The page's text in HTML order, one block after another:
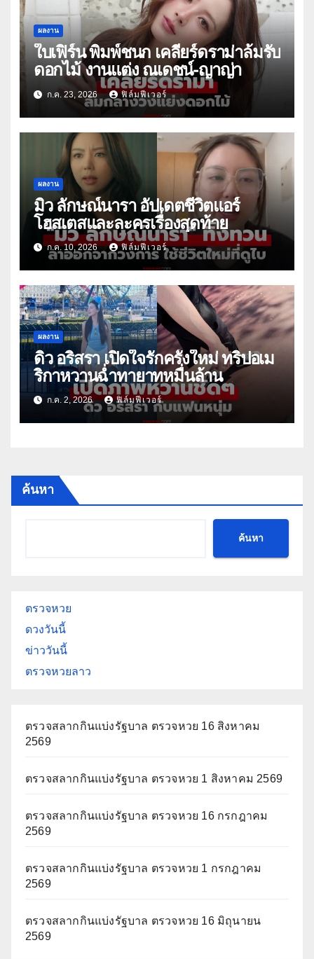
ผลงาน
ใบเฟิร์น พิมพ์ชนก เคลียร์ดราม่าล้มรับ
ดอกไม้ งานแต่ง ณเดชน์-ญาญ่า
ก.ค. 23, 2026 ฟิล์มฟีเวอร์
ผลงาน
มิว ลักษณ์นารา อัปเดตชีวิตแอร์
โฮสเตสและละครเรื่องสุดท้าย
ก.ค. 10, 2026 ฟิล์มฟีเวอร์
ผลงาน
ดิว อริสรา เปิดใจรักครั้งใหม่ ทริปอเม
ริกาหวานฉ่ำทายาทหมื่นล้าน
ก.ค. 2, 2026 ฟิล์มฟีเวอร์
ค้นหา
ค้นหา
ตรวจหวย
ดวงวันนี้
ข่าววันนี้
ตรวจหวยลาว
ตรวจสลากกินแบ่งรัฐบาล ตรวจหวย 16 สิงหาคม
2569
ตรวจสลากกินแบ่งรัฐบาล ตรวจหวย 1 สิงหาคม 2569
ตรวจสลากกินแบ่งรัฐบาล ตรวจหวย 16 กรกฎาคม
2569
ตรวจสลากกินแบ่งรัฐบาล ตรวจหวย 1 กรกฎาคม
2569
ตรวจสลากกินแบ่งรัฐบาล ตรวจหวย 16 มิถุนายน
2569